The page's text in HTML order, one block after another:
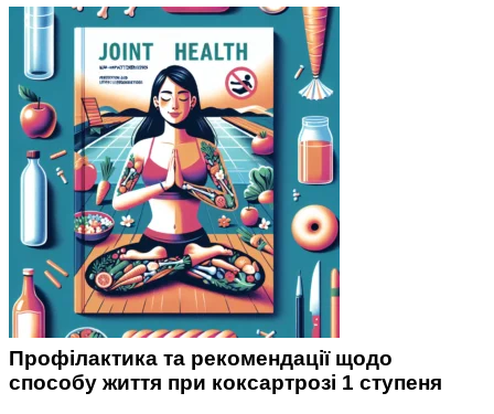
Профілактика та рекомендації щодо
способу життя при коксартрозі 1 ступеня